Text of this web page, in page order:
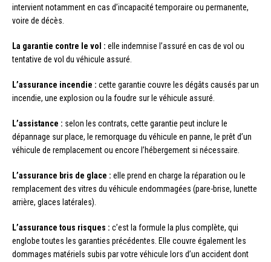
intervient notamment en cas d’incapacité temporaire ou permanente,
voire de décès.
La garantie contre le vol : elle indemnise l’assuré en cas de vol ou
tentative de vol du véhicule assuré.
L’assurance incendie : cette garantie couvre les dégâts causés par un
incendie, une explosion ou la foudre sur le véhicule assuré.
L’assistance : selon les contrats, cette garantie peut inclure le
dépannage sur place, le remorquage du véhicule en panne, le prêt d’un
véhicule de remplacement ou encore l’hébergement si nécessaire.
L’assurance bris de glace : elle prend en charge la réparation ou le
remplacement des vitres du véhicule endommagées (pare-brise, lunette
arrière, glaces latérales).
L’assurance tous risques : c’est la formule la plus complète, qui
englobe toutes les garanties précédentes. Elle couvre également les
dommages matériels subis par votre véhicule lors d’un accident dont